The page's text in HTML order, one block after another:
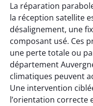
La réparation
la réception satellite
désalignement, une
composant usé. Ces
une perte totale ou
département
climatiques peuvent
Une intervention
l’orientation correcte